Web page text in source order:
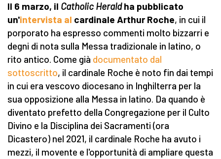
Il 6 marzo, il Catholic Heraldha pubblicato
un'intervista al cardinale Arthur Roche, in cui il
porporato ha espresso commenti molto bizzarri e
degni di nota sulla Messa tradizionale in latino, o
rito antico. Come già documentato dal
sottoscritto, il cardinale Roche è noto fin dai tempi
in cui era vescovo diocesano in Inghilterra per la
sua opposizione alla Messa in latino. Da quando è
diventato prefetto della Congregazione per il Culto
Divino e la Disciplina dei Sacramenti (ora
Dicastero) nel 2021, il cardinale Roche ha avuto i
mezzi, il movente e l'opportunità di ampliare questa